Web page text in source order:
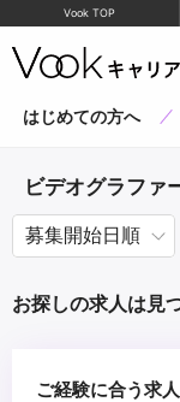
Vook TOP
はじめての方へ
ビデオグラファ
お探しの求人は見
ご経験に合う求